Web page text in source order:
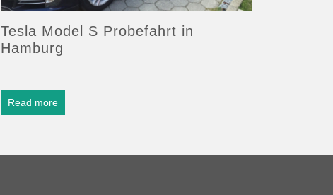
Tesla Model S Probefahrt in
Hamburg
Read more